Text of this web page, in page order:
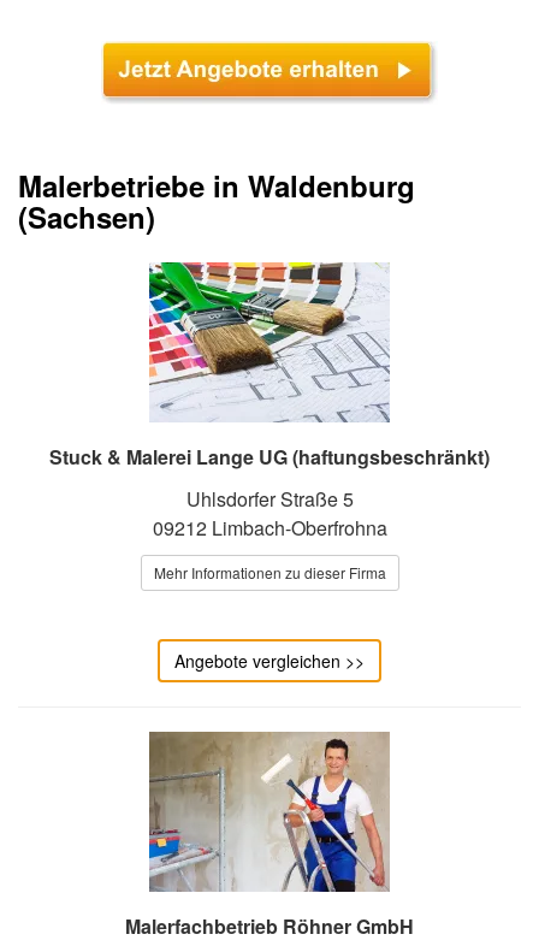
Malerbetriebe in Waldenburg
(Sachsen)
Stuck & Malerei Lange UG (haftungsbeschränkt)
Uhlsdorfer Straße 5
09212 Limbach-Oberfrohna
Mehr Informationen zu dieser Firma
Angebote vergleichen >>
Malerfachbetrieb Röhner GmbH